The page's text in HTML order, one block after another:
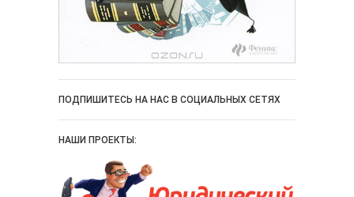
ПОДПИШИТЕСЬ НА НАС В СОЦИАЛЬНЫХ СЕТЯХ
НАШИ ПРОЕКТЫ: